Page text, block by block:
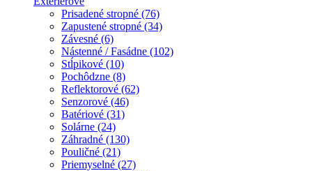
Prisadené stropné (76)
Zapustené stropné (34)
Závesné (6)
Nástenné / Fasádne (102)
Stĺpikové (10)
Pochôdzne (8)
Reflektorové (62)
Senzorové (46)
Batériové (31)
Solárne (24)
Záhradné (130)
Pouličné (21)
Priemyselné (27)